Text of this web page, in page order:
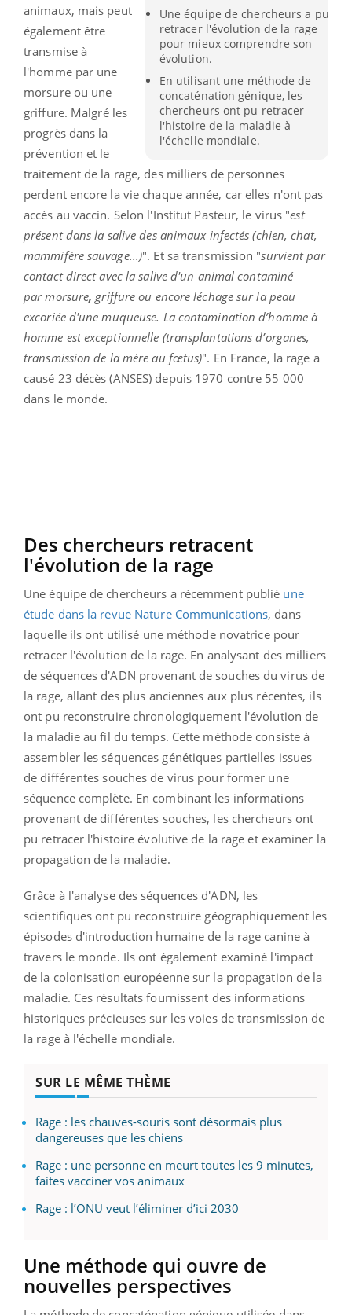
Une équipe de chercheurs a pu
retracer l'évolution de la rage
pour mieux comprendre son
évolution.
En utilisant une méthode de
concaténation génique, les
chercheurs ont pu retracer
l'histoire de la maladie à
l'échelle mondiale.
animaux, mais peut
également être
transmise à
l'homme par une
morsure ou une
griffure. Malgré les
progrès dans la
prévention et le
traitement de la rage, des milliers de personnes
perdent encore la vie chaque année, car elles n'ont pas
accès au vaccin. Selon l'Institut Pasteur, le virus "est
présent dans la salive des animaux infectés (chien, chat,
mammifère sauvage...)". Et sa transmission "survient par
contact direct avec la salive d'un animal contaminé
parmorsure,griffure ou encore léchagesur la peau
excoriée d'une muqueuse. La contamination d’homme à
homme est exceptionnelle (transplantations d’organes,
transmission de la mère au fœtus)". En France, la rage a
causé 23 décès (ANSES) depuis 1970 contre 55 000
dans le monde.
Des chercheurs retracent
l'évolution de la rage
Une équipe de chercheurs a récemment publié une
étude dans la revue Nature Communications, dans
laquelle ils ont utilisé une méthode novatrice pour
retracer l'évolution de la rage. En analysant des milliers
de séquences d'ADN provenant de souches du virus de
la rage, allant des plus anciennes aux plus récentes, ils
ont pu reconstruire chronologiquement l'évolution de
la maladie au fil du temps. Cette méthode consiste à
assembler les séquences génétiques partielles issues
de différentes souches de virus pour former une
séquence complète. En combinant les informations
provenant de différentes souches, les chercheurs ont
pu retracer l'histoire évolutive de la rage et examiner la
propagation de la maladie.
Grâce à l'analyse des séquences d'ADN, les
scientifiques ont pu reconstruire géographiquement les
épisodes d'introduction humaine de la rage canine à
travers le monde. Ils ont également examiné l'impact
de la colonisation européenne sur la propagation de la
maladie. Ces résultats fournissent des informations
historiques précieuses sur les voies de transmission de
la rage à l'échelle mondiale.
SUR LE MÊME THÈME
Rage : les chauves-souris sont désormais plus
dangereuses que les chiens
Rage : une personne en meurt toutes les 9 minutes,
faites vacciner vos animaux
Rage : l’ONU veut l’éliminer d’ici 2030
Une méthode qui ouvre de
nouvelles perspectives